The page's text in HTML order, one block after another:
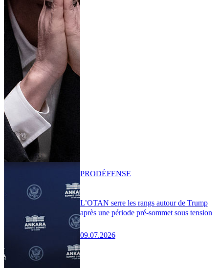
L’OTAN serre les rangs autour de Trump
après une période pré-sommet sous tension
09.07.2026
PRODÉFENSE